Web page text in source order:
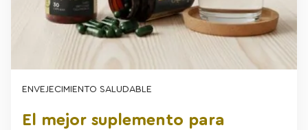
ENVEJECIMIENTO SALUDABLE
El mejor suplemento para